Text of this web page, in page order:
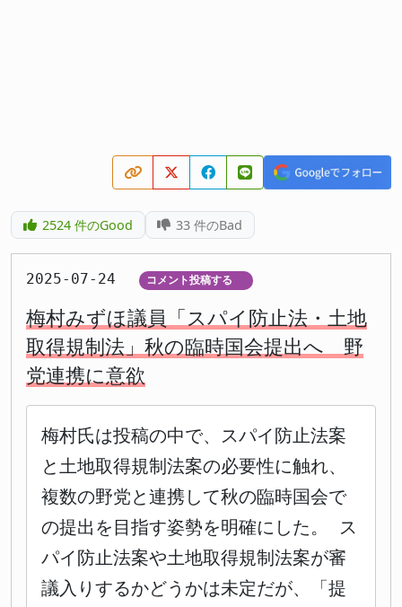
2524件のGood 33 件のBad
2025-07-24 コメント投稿する
梅村みずほ議員「スパイ防止法・土地
取得規制法」秋の臨時国会提出へ 野
党連携に意欲
梅村氏は投稿の中で、スパイ防止法案
と土地取得規制法案の必要性に触れ、
複数の野党と連携して秋の臨時国会で
の提出を目指す姿勢を明確にした。 ス
パイ防止法案や土地取得規制法案が審
議入りするかどうかは未定だが、「提